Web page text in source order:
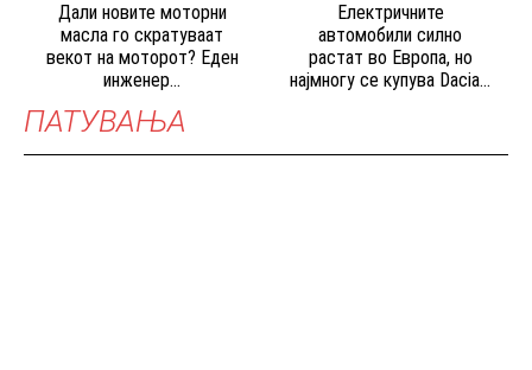
Дали новите моторни
масла го скратуваат
векот на моторот? Еден
инженер...
Електричните
автомобили силно
растат во Европа, но
најмногу се купува Dacia...
ПАТУВАЊА